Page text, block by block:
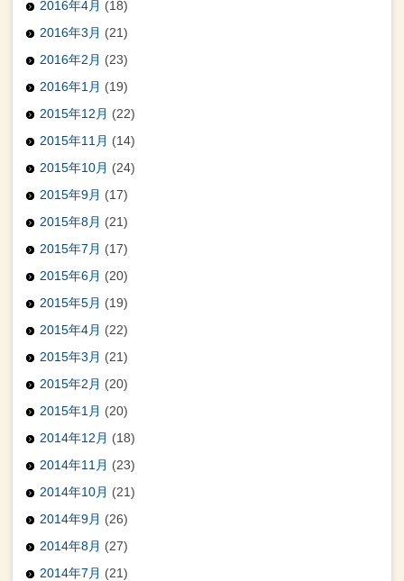
2016年4月 (18)
2016年3月 (21)
2016年2月 (23)
2016年1月 (19)
2015年12月 (22)
2015年11月 (14)
2015年10月 (24)
2015年9月 (17)
2015年8月 (21)
2015年7月 (17)
2015年6月 (20)
2015年5月 (19)
2015年4月 (22)
2015年3月 (21)
2015年2月 (20)
2015年1月 (20)
2014年12月 (18)
2014年11月 (23)
2014年10月 (21)
2014年9月 (26)
2014年8月 (27)
2014年7月 (21)